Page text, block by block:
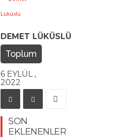
DEMET LÜKÜSLÜ
Toplum
6 EYLÜL ,
2022
SON
EKLENENLER